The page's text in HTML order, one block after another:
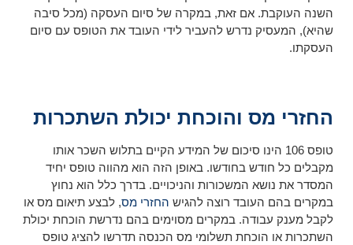
השנה העוקבת. אם זאת, במקרה של סיום העסקה (מכל סיבה
שהיא), המעסיק נדרש להעביר לידי העובד את הטופס עם סיום
העסקתו.
החזרי מס והוכחת יכולת השתכרות
טופס 106 הינו סיכום של המידע הקיים בתלוש השכר אותו
מקבלים כל חודש בחודשו. באופן הזה הוא מהווה טופס יחיד
המסדר את נושא המשכורות והניכויים. בדרך כלל הוא נחוץ
במקרים בהם העובד רוצה להגיש החזרי מס, לבצע תיאום מס או
לקבל מענק עבודה. במקרים מסוימים בהם נדרשת הוכחת יכולת
השתכרות או הוכחת תשלומי מס הכנסה תדרשו להציג טופס